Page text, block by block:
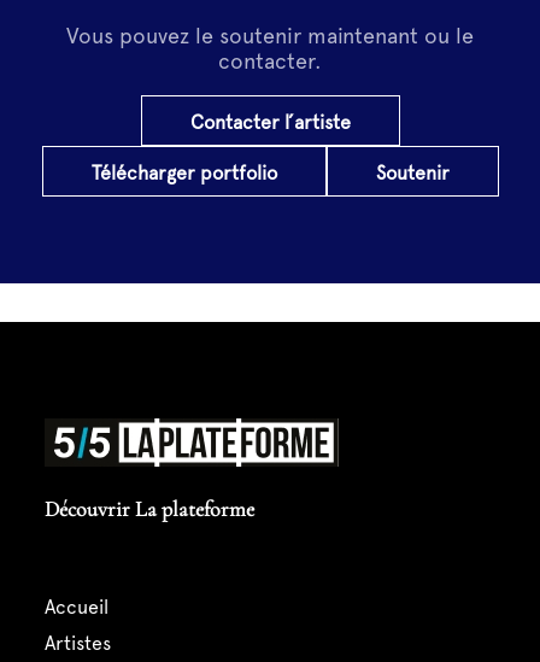
Vous pouvez le soutenir maintenant ou le
contacter.
Contacter l’artiste
Télécharger portfolio Soutenir
Découvrir La plateforme
accueil
artistes